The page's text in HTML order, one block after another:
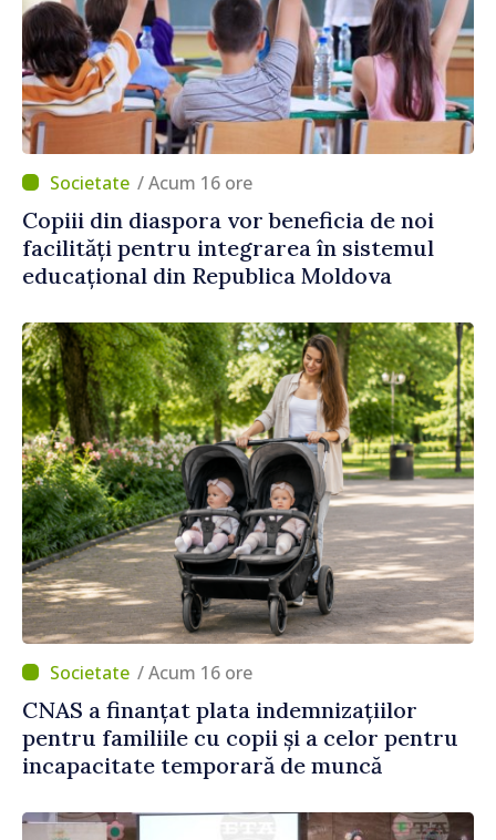
/ Acum 16 ore
Copiii din diaspora vor beneficia de noi
facilități pentru integrarea în sistemul
educațional din Republica Moldova
/ Acum 16 ore
CNAS a finanțat plata indemnizațiilor
pentru familiile cu copii și a celor pentru
incapacitate temporară de muncă